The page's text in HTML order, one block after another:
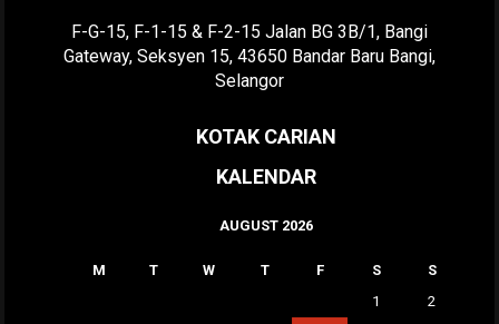
F-G-15, F-1-15 & F-2-15 Jalan BG 3B/1, Bangi
Gateway, Seksyen 15, 43650 Bandar Baru Bangi,
Selangor
KOTAK CARIAN
KALENDAR
AUGUST 2026
M T W T F S
S
1
2